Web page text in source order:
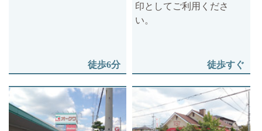
徒歩6分
印としてご利用くださ
い。
徒歩すぐ